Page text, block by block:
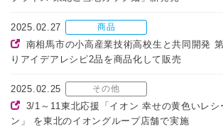
2025.02.27 商品
南相馬市の小高産業技術高校生と共同開発
りアイデアレシピ2品を商品化して販売
2025.02.25 その他
3/1～11東北応援「イオン 幸せの黄色いレシ
ン」 を東北のイオングループ店舗で実施